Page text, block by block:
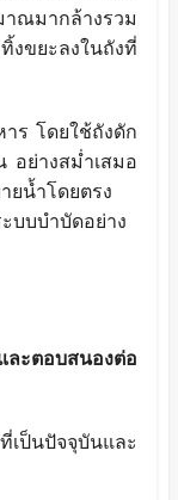
าณมากล้างรวม
งขยะลงในถังที่
ร โดยใช้ถังดัก
อย่างสม่ำเสมอ
ยน้ำโดยตรง
บบบำบัดอย่าง
ะตอบสนองต่อ
ป็นปัจจุบันและ